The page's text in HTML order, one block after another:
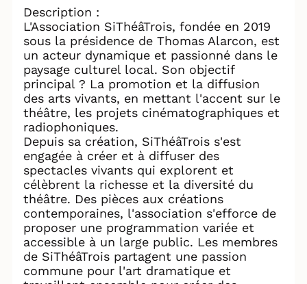
Description :
L'Association SiThéâTrois, fondée en 2019
sous la présidence de Thomas Alarcon, est
un acteur dynamique et passionné dans le
paysage culturel local. Son objectif
principal ? La promotion et la diffusion
des arts vivants, en mettant l'accent sur le
théâtre, les projets cinématographiques et
radiophoniques.
Depuis sa création, SiThéâTrois s'est
engagée à créer et à diffuser des
spectacles vivants qui explorent et
célèbrent la richesse et la diversité du
théâtre. Des pièces aux créations
contemporaines, l'association s'efforce de
proposer une programmation variée et
accessible à un large public. Les membres
de SiThéâTrois partagent une passion
commune pour l'art dramatique et